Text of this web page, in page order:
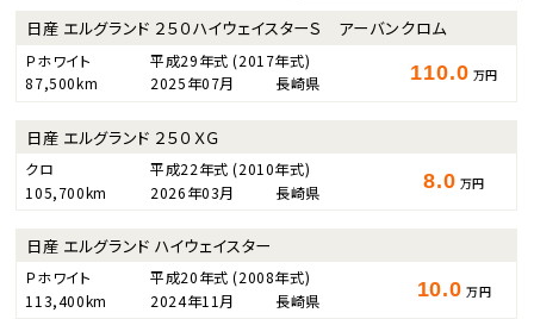
日産 エルグランド ２５０ハイウェイスターＳ アーバンクロム
Ｐホワイト 平成29年式(2017年式)
87,500km
2025年07月 長崎県 110.0 万円
日産 エルグランド ２５０ＸＧ
クロ 平成22年式(2010年式)
105,700km
2026年03月 長崎県 8.0 万円
日産 エルグランド ハイウェイスター
Ｐホワイト 平成20年式(2008年式)
113,400km
2024年11月 長崎県 10.0 万円